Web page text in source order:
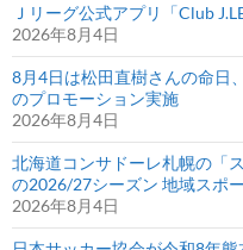
Ｊリーグ公式アプリ「Club
2026年8月4日
8月4日は松田直樹さんの命日
のプロモーション実施
2026年8月4日
北海道コンサドーレ札幌の「
の2026/27シーズン 地域スポ
2026年8月4日